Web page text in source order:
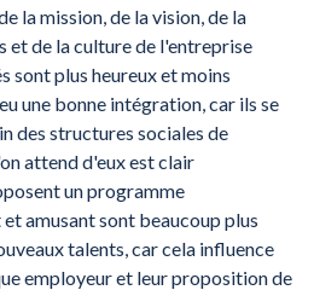
la mission, de la vision, de la
et de la culture de l'entreprise
sont plus heureux et moins
une bonne intégration, car ils se
des structures sociales de
attend d'eux est clair
un programme
amusant sont beaucoup plus
talents, car cela influence
employeur et leur proposition de